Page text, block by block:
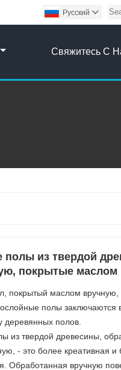
Pусский 
Свяжитесь С
из твердой
покрытые маслом
покрытый маслом вручную,
полы заключаются
полов.
из твердой древесины,
- это более креативная
Обработанная вручную